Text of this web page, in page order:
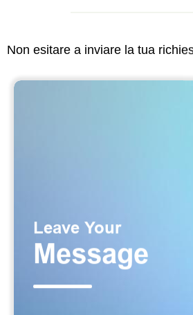
Non esitare a inviare la tua